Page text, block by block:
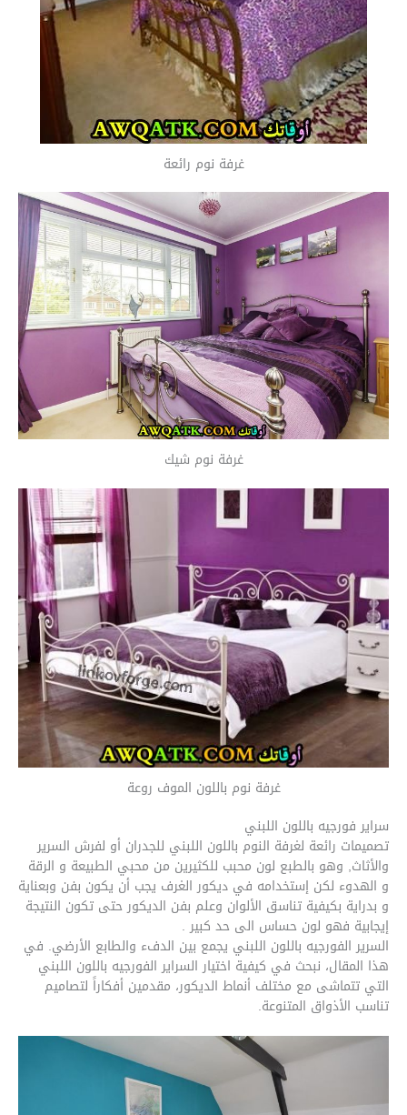
غرفة نوم رائعة
غرفة نوم شيك
غرفة نوم باللون الموف روعة
سراير فورجيه باللون اللبني
تصميمات رائعة لغرفة النوم باللون اللبني للجدران أو لفرش السرير
والأثاث, وهو بالطبع لون محبب للكثيرين من محبي الطبيعة و الرقة
و الهدوء لكن إستخدامه في ديكور الغرف يجب أن يكون بفن وبعناية
و بدراية بكيفية تناسق الألوان وعلم بفن الديكور حتى تكون النتيجة
إيجابية فهو لون حساس الى حد كبير .
السرير الفورجيه باللون اللبني يجمع بين الدفء والطابع الأرضي. في
هذا المقال، نبحث في كيفية اختيار السراير الفورجيه باللون اللبني
التي تتماشى مع مختلف أنماط الديكور، مقدمين أفكاراً لتصاميم
تناسب الأذواق المتنوعة.